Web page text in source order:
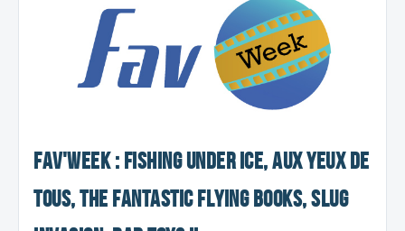
Fav'Week : Fishing under ice, Aux yeux de
Tous, The Fantastic Flying Books, Slug